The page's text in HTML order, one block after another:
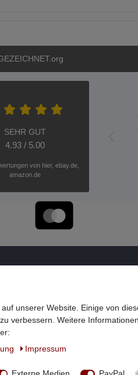
.org
SEHR GUT
4.93 / 5.00
von hier, ebay.de,
amazon.de
unserer Website. Einige von
verbessern. Weitere
Impressum